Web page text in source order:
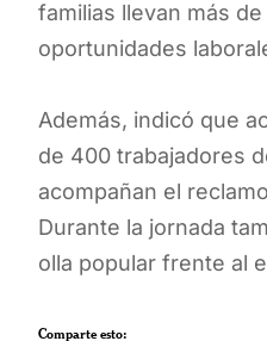
familias llevan más
oportunidades
Además, indicó que
de 400 trabajadores
acompañan el
Durante la jornada
olla popular frente al
Comparte esto: